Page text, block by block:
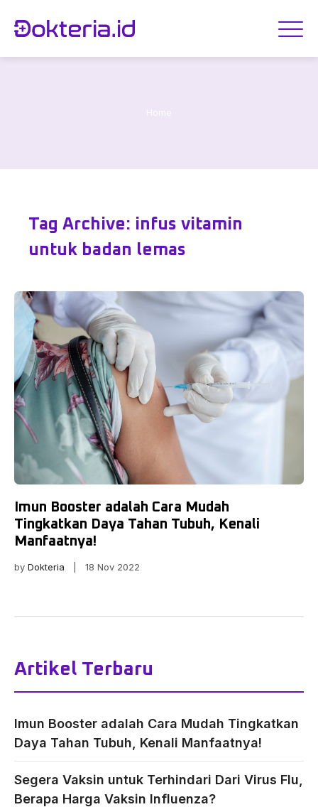
Home
Tag Archive: infus vitamin
untuk badan lemas
Imun Booster adalah Cara Mudah
Tingkatkan Daya Tahan Tubuh, Kenali
Manfaatnya!
by Dokteria | 18 Nov 2022
Artikel Terbaru
Imun Booster adalah Cara Mudah Tingkatkan
Daya Tahan Tubuh, Kenali Manfaatnya!
Segera Vaksin untuk Terhindari Dari Virus Flu,
Berapa Harga Vaksin Influenza?